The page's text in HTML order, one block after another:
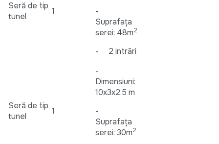
Seră de tip
tunel
1
-
Suprafața
serei: 48m2
- 2 intrări
Seră de tip
tunel
1
-
Dimensiuni:
10x3x2.5 m
-
Suprafața
serei: 30m2